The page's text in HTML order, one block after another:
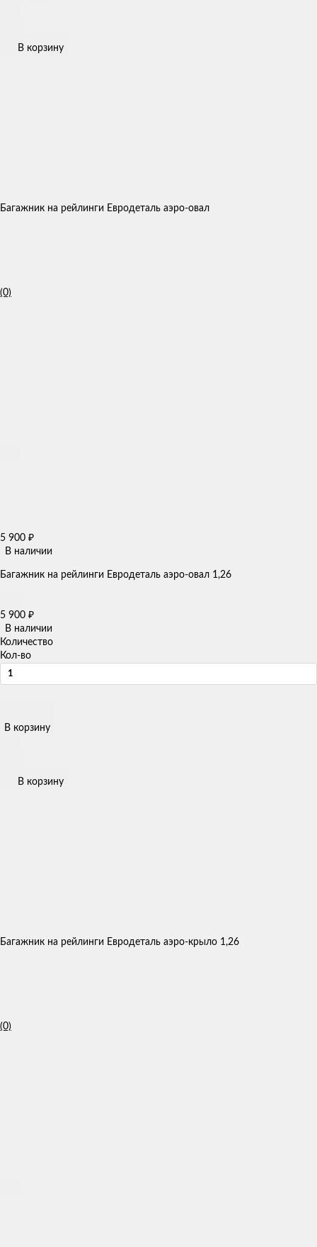
В корзину
Багажник на рейлинги Евродеталь аэро-овал
(0)
5 900 ₽
В наличии
Багажник на рейлинги Евродеталь аэро-овал 1,26
5 900 ₽
В наличии
Количество
Кол-во
В корзину
В корзину
Багажник на рейлинги Евродеталь аэро-крыло 1,26
(0)